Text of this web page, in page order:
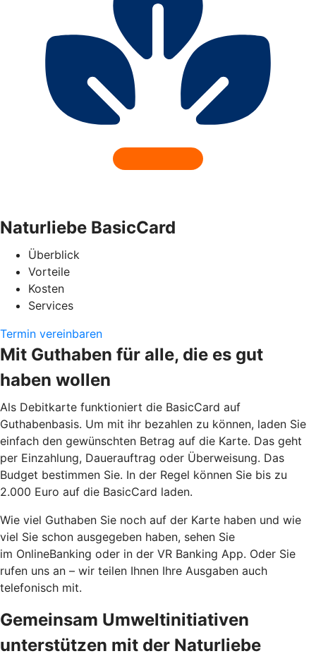
Naturliebe BasicCard
Überblick
Vorteile
Kosten
Services
Termin vereinbaren
Mit Guthaben für alle, die es gut
haben wollen
Als Debitkarte funktioniert die BasicCard auf
Guthabenbasis. Um mit ihr bezahlen zu können, laden Sie
einfach den gewünschten Betrag auf die Karte. Das geht
per Einzahlung, Dauerauftrag oder Überweisung. Das
Budget bestimmen Sie. In der Regel können Sie bis zu
2.000 Euro auf die BasicCard laden.
Wie viel Guthaben Sie noch auf der Karte haben und wie
viel Sie schon ausgegeben haben, sehen Sie
im OnlineBanking oder in der VR Banking App. Oder Sie
rufen uns an – wir teilen Ihnen Ihre Ausgaben auch
telefonisch mit.
Gemeinsam Umweltinitiativen
unterstützen mit der Naturliebe